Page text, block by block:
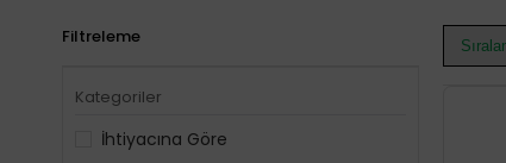
Filtreleme
Kategoriler
İhtiyacına Göre